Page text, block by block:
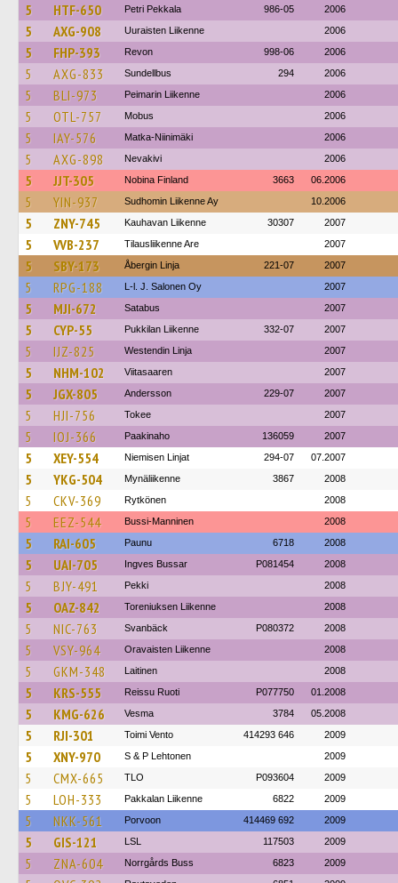
5 HTF-650 Petri Pekkala 986-05 2006
5 AXG-908 Uuraisten Liikenne 2006
5 FHP-393 Revon 998-06 2006
5 AXG-833 Sundellbus 294 2006
5 BLI-973 Peimarin Liikenne 2006
5 OTL-757 Mobus 2006
5 IAY-576 Matka-Niinimäki 2006
5 AXG-898 Nevakivi 2006
5 JJT-305 Nobina Finland 3663 06.2006
5 YIN-937 Sudhomin Liikenne Ay 10.2006
5 ZNY-745 Kauhavan Liikenne 30307 2007
5 VVB-237 Tilausliikenne Are 2007
5 SBY-173 Åbergin Linja 221-07 2007
5 RPG-188 L-l. J. Salonen Oy 2007
5 MJI-672 Satabus 2007
5 CYP-55 Pukkilan Liikenne 332-07 2007
5 IJZ-825 Westendin Linja 2007
5 NHM-102 Viitasaaren 2007
5 JGX-805 Andersson 229-07 2007
5 HJI-756 Tokee 2007
5 IOJ-366 Paakinaho 136059 2007
5 XEY-554 Niemisen Linjat 294-07 07.2007
5 YKG-504 Mynäliikenne 3867 2008
5 CKV-369 Rytkönen 2008
5 EEZ-544 Bussi-Manninen 2008
5 RAI-605 Paunu 6718 2008
5 UAI-705 Ingves Bussar P081454 2008
5 BJY-491 Pekki 2008
5 OAZ-842 Toreniuksen Liikenne 2008
5 NIC-763 Svanbäck P080372 2008
5 VSY-964 Oravaisten Liikenne 2008
5 GKM-348 Laitinen 2008
5 KRS-555 Reissu Ruoti P077750 01.2008
5 KMG-626 Vesma 3784 05.2008
5 RJI-301 Toimi Vento 414293 646 2009
5 XNY-970 S & P Lehtonen 2009
5 CMX-665 TLO P093604 2009
5 LOH-333 Pakkalan Liikenne 6822 2009
5 NKK-561 Porvoon 414469 692 2009
5 GIS-121 LSL 117503 2009
5 ZNA-604 Norrgårds Buss 6823 2009